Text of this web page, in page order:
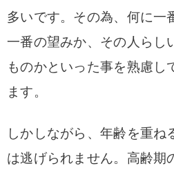
多いです。その為、何に一
一番の望みか、その人らし
ものかといった事を熟慮し
ます。
しかしながら、年齢を重ね
は逃げられません。高齢期